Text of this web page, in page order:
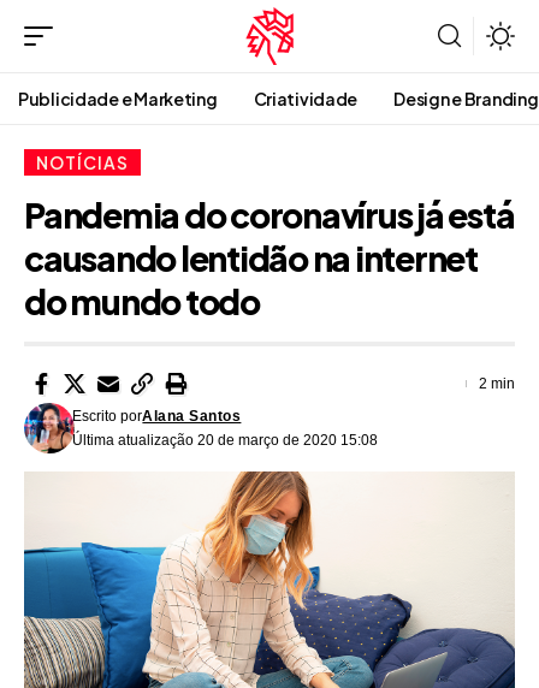
Publicidade e Marketing Criatividade Design e Branding
NOTÍCIAS
Pandemia do coronavírus já está
causando lentidão na internet
do mundo todo
Última atualização 20 de março de 2020 15:08
Escrito porAlana Santos
2 min